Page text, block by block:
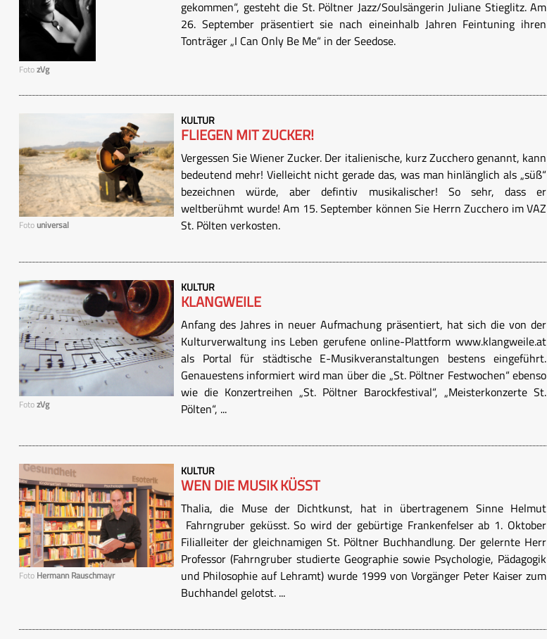
FotozVg
gekommen“, gesteht die St. Pöltner Jazz/Soulsängerin Juliane Stieglitz. Am
26. September präsentiert sie nach eineinhalb Jahren Feintuning ihren
Tonträger „I Can Only Be Me“ in der Seedose.
Fotouniversal
KULTUR
FLIEGEN MIT ZUCKER!
Vergessen Sie Wiener Zucker. Der italienische, kurz Zucchero genannt, kann
bedeutend mehr! Vielleicht nicht gerade das, was man hinlänglich als „süß“
bezeichnen würde, aber defintiv musikalischer! So sehr, dass er
weltberühmt wurde! Am 15. September können Sie Herrn Zucchero im VAZ
St. Pölten verkosten.
FotozVg
KULTUR
KLANGWEILE
Anfang des Jahres in neuer Aufmachung präsentiert, hat sich die von der
Kulturverwaltung ins Leben gerufene online-Plattform www.klangweile.at
als Portal für städtische E-Musikveranstaltungen bestens eingeführt.
Genauestens informiert wird man über die „St. Pöltner Festwochen“ ebenso
wie die Konzertreihen „St. Pöltner Barockfestival“, „Meisterkonzerte St.
Pölten“, ...
Foto Hermann Rauschmayr
KULTUR
WEN DIE MUSIK KÜSST
Thalia, die Muse der Dichtkunst, hat in übertragenem Sinne Helmut
Fahrngruber geküsst. So wird der gebürtige Frankenfelser ab 1. Oktober
Filialleiter der gleichnamigen St. Pöltner Buchhandlung. Der gelernte Herr
Professor (Fahrngruber studierte Geographie sowie Psychologie, Pädagogik
und Philosophie auf Lehramt) wurde 1999 von Vorgänger Peter Kaiser zum
Buchhandel gelotst. ...